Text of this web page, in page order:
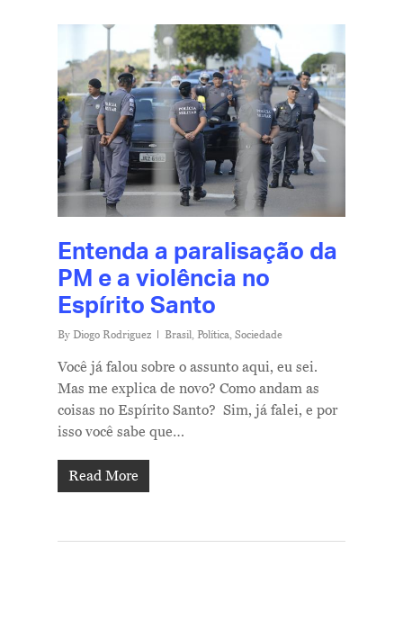
Entenda a paralisação da
PM e a violência no
Espírito Santo
By Diogo Rodriguez Brasil, Política, Sociedade
Você já falou sobre o assunto aqui, eu sei.
Mas me explica de novo? Como andam as
coisas no Espírito Santo? Sim, já falei, e por
isso você sabe que…
Read More